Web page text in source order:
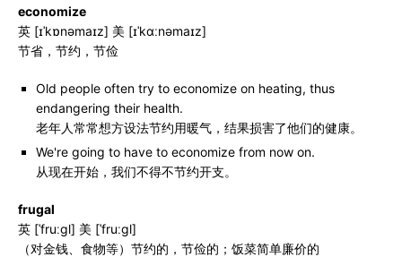
economize
英 [ɪˈkɒnəmaɪz] 美 [ɪˈkɑːnəmaɪz]
节省，节约，节俭
Old people often try to economize on heating, thus
endangering their health.
老年人常常想方设法节约用暖气，结果损害了他们的健康。
We're going to have to economize from now on.
从现在开始，我们不得不节约开支。
frugal
英 [ˈfruːɡl] 美 [ˈfruːɡl]
（对金钱、食物等）节约的，节俭的；饭菜简单廉价的